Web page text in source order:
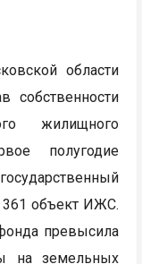
области
собственности
жилищного
полугодие
361 объект ИЖС.
превысила
на земельных